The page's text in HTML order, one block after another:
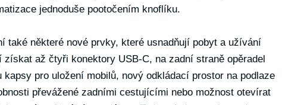
jednoduše pootočením knoflíku.
také některé nové prvky, které usnadňují pobyt a užívání
získat až čtyři konektory USB-C, na zadní straně opěradel
kapsy pro uložení mobilů, nový odkládací prostor na podlaze
převážené zadními cestujícími nebo možnost otevírat